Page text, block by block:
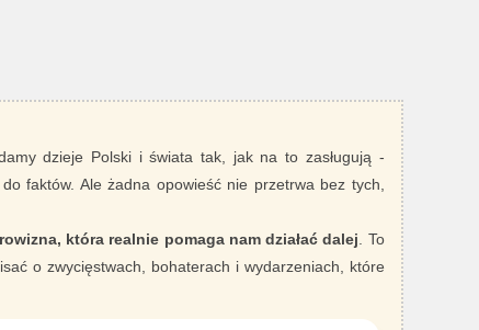
dzieje Polski i świata tak, jak na to zasługują -
faktów. Ale żadna opowieść nie przetrwa bez tych,
która realnie pomaga nam działać dalej . To
o zwycięstwach, bohaterach i wydarzeniach, które